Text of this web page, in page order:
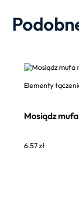
Elementy
Mosiądz
6.57zł